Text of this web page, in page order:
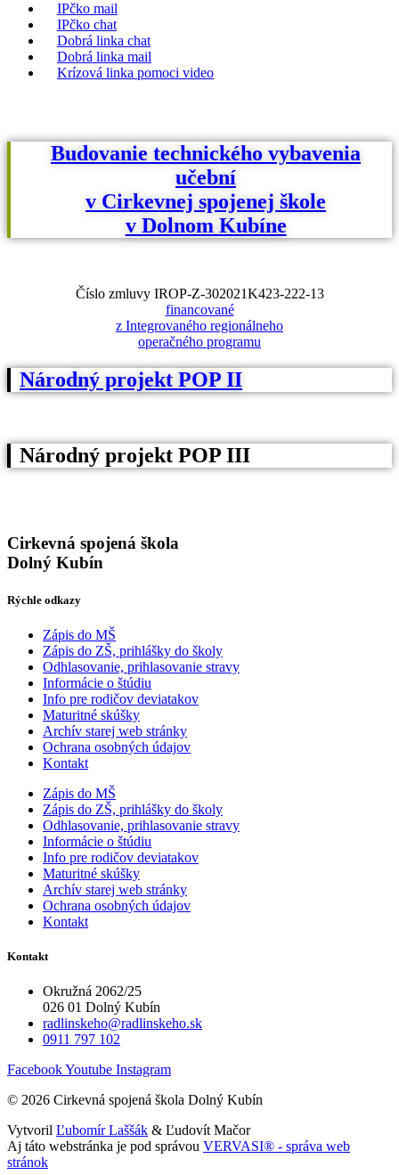
IPčko mail
IPčko chat
Dobrá linka chat
Dobrá linka mail
Krízová linka pomoci video
Budovanie technického vybavenia
učební
v Cirkevnej spojenej škole
v Dolnom Kubíne
Číslo zmluvy IROP-Z-302021K423-222-13
financované
z Integrovaného regionálneho
operačného programu
Národný projekt POP II
Národný projekt POP III
Cirkevná spojená škola
Dolný Kubín
Rýchle odkazy
Zápis do MŠ
Zápis do ZŠ, prihlášky do školy
Odhlasovanie, prihlasovanie stravy
Informácie o štúdiu
Info pre rodičov deviatakov
Maturitné skúšky
Archív starej web stránky
Ochrana osobných údajov
Kontakt
Zápis do MŠ
Zápis do ZŠ, prihlášky do školy
Odhlasovanie, prihlasovanie stravy
Informácie o štúdiu
Info pre rodičov deviatakov
Maturitné skúšky
Archív starej web stránky
Ochrana osobných údajov
Kontakt
Kontakt
Okružná 2062/25
026 01 Dolný Kubín
radlinskeho@radlinskeho.sk
0911 797 102
FacebookYoutube Instagram
© 2026 Cirkevná spojená škola Dolný Kubín
Vytvoril Ľubomír Laššák & Ľudovít Mačor
Aj táto webstránka je pod správou VERVASI® - správa web
stránok